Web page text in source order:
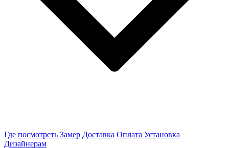
Где посмотреть Замер Доставка Оплата Установка
Дизайнерам